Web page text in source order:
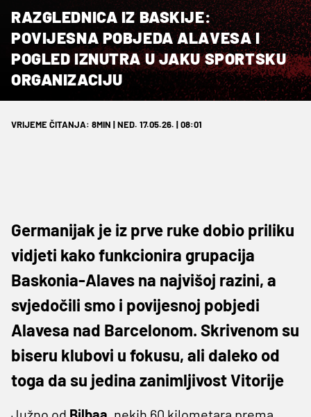
RAZGLEDNICA IZ BASKIJE:
POVIJESNA POBJEDA ALAVESA I
POGLED IZNUTRA U JAKU SPORTSKU
ORGANIZACIJU
VRIJEME ČITANJA: 8MIN | NED. 17.05.26. | 08:01
Germanijak je iz prve ruke dobio priliku
vidjeti kako funkcionira grupacija
Baskonia-Alaves na najvišoj razini, a
svjedočili smo i povijesnoj pobjedi
Alavesa nad Barcelonom. Skrivenom su
biseru klubovi u fokusu, ali daleko od
toga da su jedina zanimljivost Vitorije